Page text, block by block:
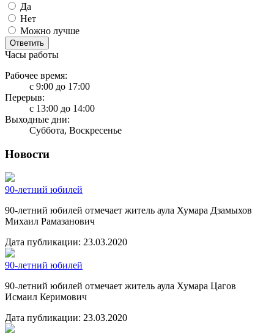
Да
Нет
Можно лучше
Ответить
Часы работы
Рабочее время:
с 9:00 до 17:00
Перерыв:
с 13:00 до 14:00
Выходные дни:
Суббота, Воскресенье
Новости
90-летний юбилей
90-летний юбилей отмечает житель аула Хумара Дзамыхов
Михаил Рамазанович
Дата публикации: 23.03.2020
90-летний юбилей
90-летний юбилей отмечает житель аула Хумара Цагов
Исмаил Керимович
Дата публикации: 23.03.2020